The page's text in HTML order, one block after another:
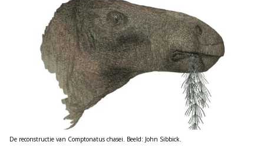
De reconstructie van Comptonatus chasei. Beeld: John Sibbick.